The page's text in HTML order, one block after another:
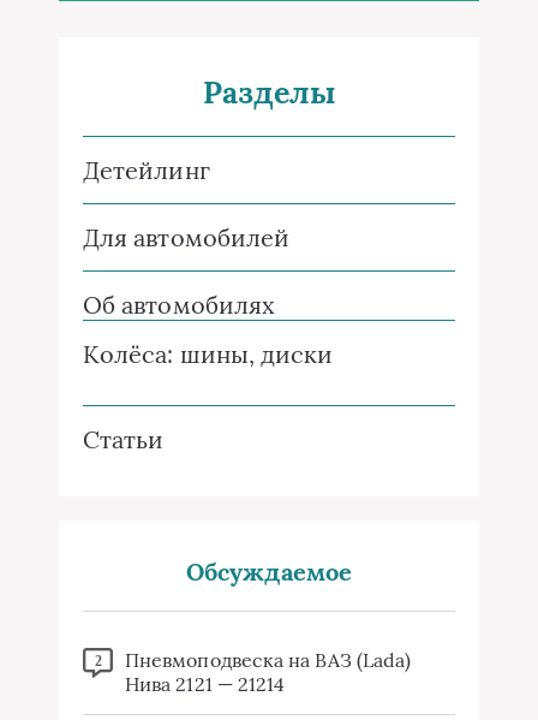
Разделы
Детейлинг
Для автомобилей
Об автомобилях
Колёса: шины, диски
Статьи
Обсуждаемое
2
Пневмоподвеска на ВАЗ (Lada)
Нива 2121 — 21214